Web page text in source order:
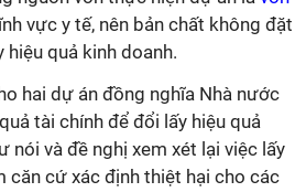
vực y tế, nên bản chất không đặt
hiệu quả kinh doanh.
hai dự án đồng nghĩa Nhà nước
tài chính để đổi lấy hiệu quả
nói và đề nghị xem xét lại việc lấy
căn cứ xác định thiệt hại cho các